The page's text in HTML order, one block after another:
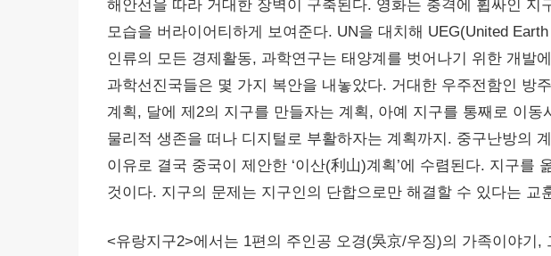
해안선을 따라 거대한 장벽이 구축된다. 영화는 충격에 휩싸인 지
모습을 버라이어티하게 보여준다. UN을 대치해 UEG(United
인류의 모든 경제활동, 과학연구는 태양계를 벗어나기 위한 개발
과학선진국들은 몇 가지 복안을 내놓았다. 거대한 우주전함인 방
계획, 달에 제2의 지구를 만들자는 계획, 아예 지구를 통째로 이동
물리적 생존을 떠나 디지털로 부활하자는 계획까지. 중구난방의
이유로 결국 중국이 제안한 ‘이산(利山)계획’에 수렴된다. 지구를
것이다. 지구의 문제는 지구인의 단합으로만 해결할 수 있다는 교
<유랑지구2>에서는 1편의 주인공 오경(吳京/우징)의 가족이야기